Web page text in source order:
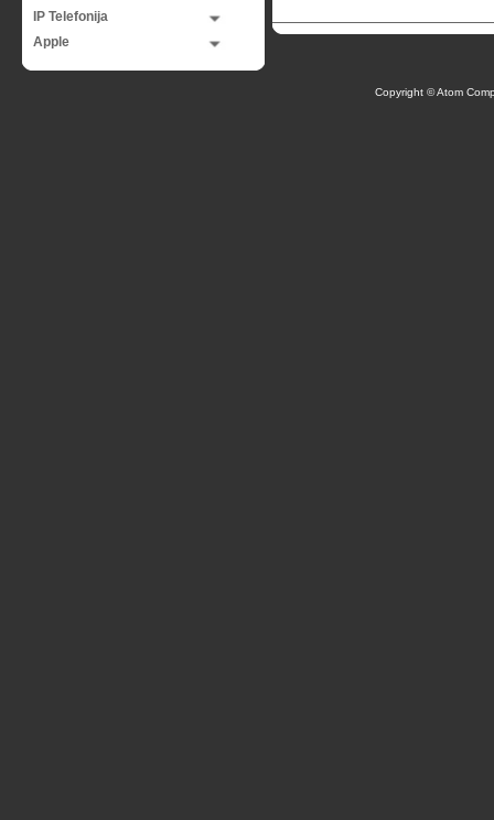
IP Telefonija
Apple
Copyright © Atom